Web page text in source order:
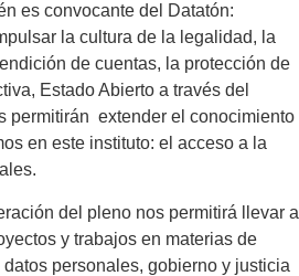
es convocante del Datatón:
la cultura de la legalidad, la
de cuentas, la protección de
Estado Abierto a través del
permitirán extender el conocimiento
en este instituto: el acceso a la
del pleno nos permitirá llevar a
y trabajos en materias de
personales, gobierno y justicia